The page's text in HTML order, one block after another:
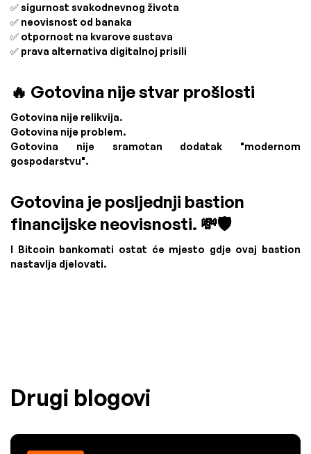
✅ sigurnost svakodnevnog života
✅ neovisnost od banaka
✅ otpornost na kvarove sustava
✅ prava alternativa digitalnoj prisili
🔥 Gotovina nije stvar prošlosti
Gotovina nije relikvija.
Gotovina nije problem.
Gotovina nije sramotan dodatak "modernom
gospodarstvu".
Gotovina je posljednji bastion
financijske neovisnosti. 💸🛡️
I Bitcoin bankomati ostat će mjesto gdje ovaj bastion
nastavlja djelovati.
Drugi blogovi